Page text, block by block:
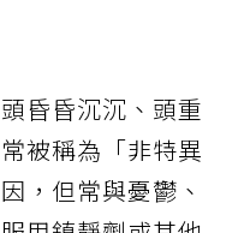
昏昏沉沉、頭重
被稱為「非特異
，但常與憂鬱、